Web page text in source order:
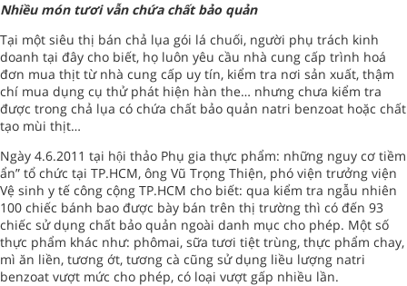
Nhiều món tươi vẫn chứa chất bảo quản
Tại một siêu thị bán chả lụa gói lá chuối, người phụ trách kinh
doanh tại đây cho biết, họ luôn yêu cầu nhà cung cấp trình hoá
đơn mua thịt từ nhà cung cấp uy tín, kiểm tra nơi sản xuất, thậm
chí mua dụng cụ thử phát hiện hàn the… nhưng chưa kiểm tra
được trong chả lụa có chứa chất bảo quản natri benzoat hoặc chất
tạo mùi thịt…
Ngày 4.6.2011 tại hội thảo Phụ gia thực phẩm: những nguy cơ tiềm
ẩn” tổ chức tại TP.HCM, ông Vũ Trọng Thiện, phó viện trưởng viện
Vệ sinh y tế công cộng TP.HCM cho biết: qua kiểm tra ngẫu nhiên
100 chiếc bánh bao được bày bán trên thị trường thì có đến 93
chiếc sử dụng chất bảo quản ngoài danh mục cho phép. Một số
thực phẩm khác như: phômai, sữa tươi tiệt trùng, thực phẩm chay,
mì ăn liền, tương ớt, tương cà cũng sử dụng liều lượng natri
benzoat vượt mức cho phép, có loại vượt gấp nhiều lần.